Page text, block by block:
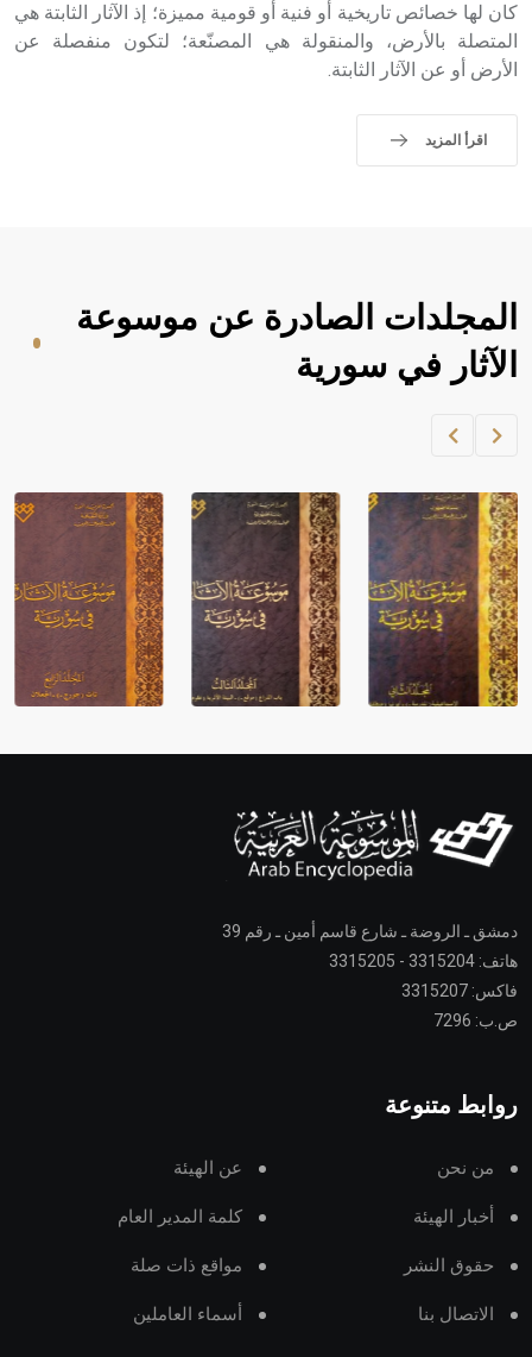
كان لها خصائص تاريخية أو فنية أو قومية مميزة؛ إذ الآثار الثابتة هي
المتصلة بالأرض، والمنقولة هي المصنّعة؛ لتكون منفصلة عن
الأرض أو عن الآثار الثابتة.
اقرأ المزيد
المجلدات الصادرة عن موسوعة
الآثار في سورية
دمشق ـ الروضة ـ شارع قاسم أمين ـ رقم 39
هاتف: 3315204 - 3315205
فاكس: 3315207
ص.ب: 7296
روابط متنوعة
من نحن عن الهيئة
أخبار الهيئة كلمة المدير العام
حقوق النشر مواقع ذات صلة
الاتصال بنا أسماء العاملين